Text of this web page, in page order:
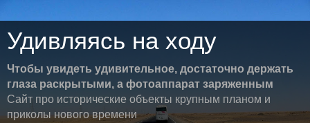
Удивляясь на ходу
Чтобы увидеть удивительное, достаточно держать
глаза раскрытыми, а фотоаппарат заряженным
Сайт про исторические объекты крупным планом и
приколы нового времени